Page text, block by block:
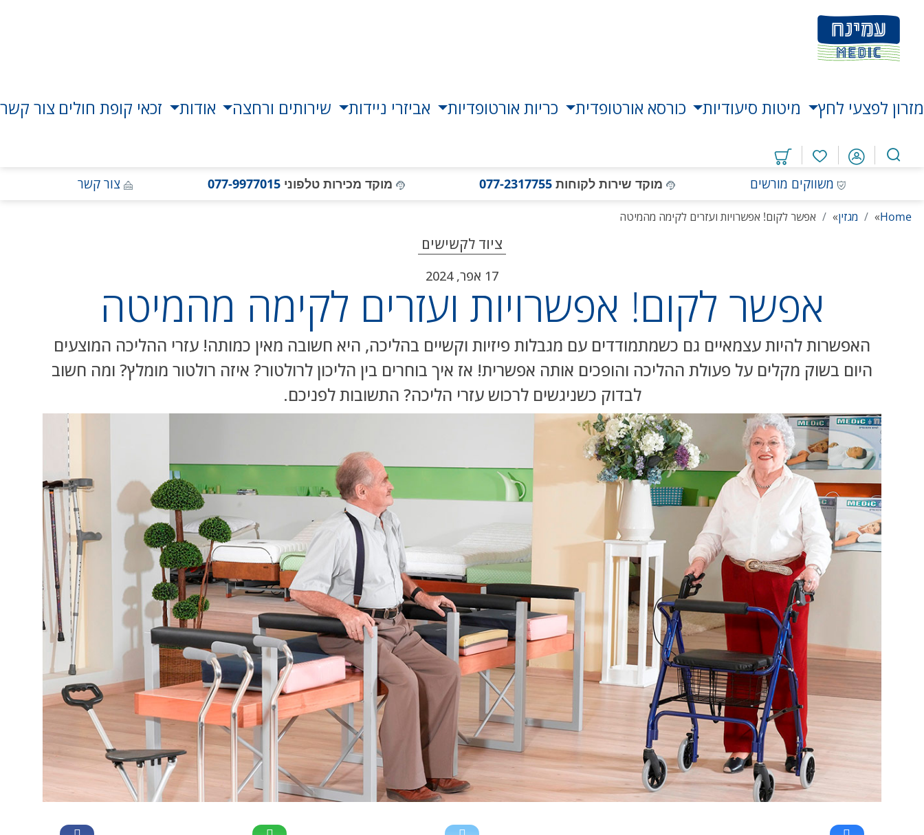
מרכזי
חיפוש
ראשי
לתחתית
העמוד
מזרון לפצעי לחץ מיטות סיעודיות כורסא אורטופדית כריות אורטופדיות אביזרי ניידות שירותים ורחצה אודות זכאי קופת חולים צור קשר
מוצרים
משווקים מורשים מוקד שירות לקוחות 077-2317755 מוקד מכירות טלפוני077-9977015 צור קשר
Home
» מגזין» אפשר לקום! אפשרויות ועזרים לקימה מהמיטה
ציוד לקשישים
17 אפר, 2024
אפשר לקום! אפשרויות ועזרים לקימה מהמיטה
האפשרות להיות עצמאיים גם כשמתמודדים עם מגבלות פיזיות וקשיים בהליכה, היא חשובה מאין כמותה! עזרי ההליכה המוצעים
היום בשוק מקלים על פעולת ההליכה והופכים אותה אפשרית! אז איך בוחרים בין הליכון לרולטור? איזה רולטור מומלץ? ומה חשוב
לבדוק כשניגשים לרכוש עזרי הליכה? התשובות לפניכם.